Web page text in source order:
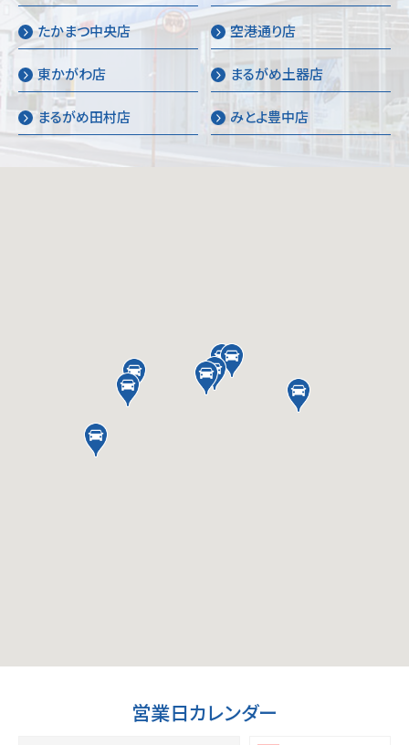
たかまつ中央店 空港通り店
東かがわ店 まるがめ土器店
まるがめ田村店 みとよ豊中店
営業日カレンダー